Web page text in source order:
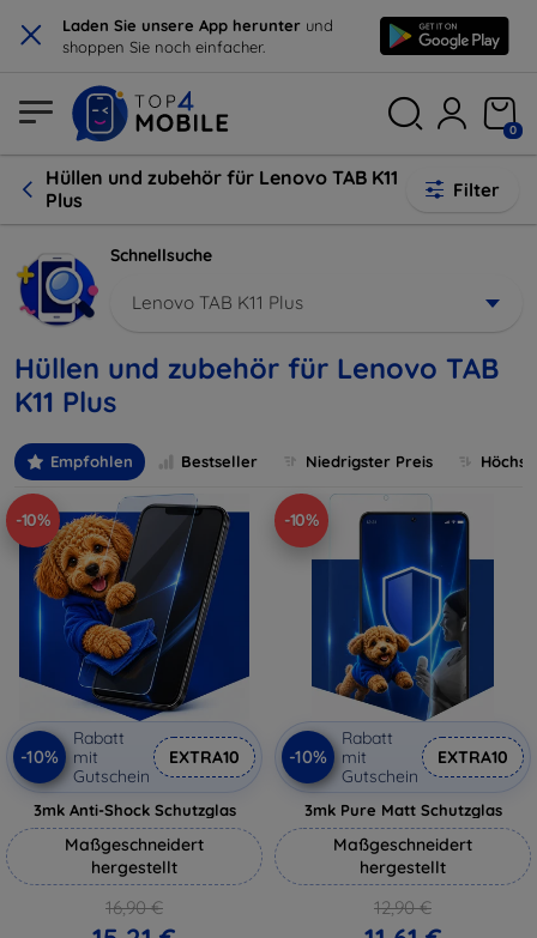
× Laden Sie unsere App herunter und
shoppen Sie noch einfacher.
0
Hüllen und zubehör für Lenovo TAB K11
Plus
Filter
Schnellsuche
Lenovo TAB K11 Plus
Hüllen und zubehör für Lenovo TAB
K11 Plus
Empfohlen Bestseller Niedrigster Preis
-10%
-10%
Rabatt
mit
Gutschein
EXTRA10
3mk Anti-Shock Schutzglas
Maßgeschneidert
hergestellt
16,90 €
-10%
-10%
Rabatt
mit
Gutschein
EXTRA10
3mk Pure Matt Schutzglas
Maßgeschneidert
hergestellt
12,90 €